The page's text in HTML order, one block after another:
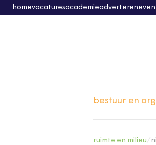
homevacaturesacademieadverteren
bestuur en
ruimte en milieu